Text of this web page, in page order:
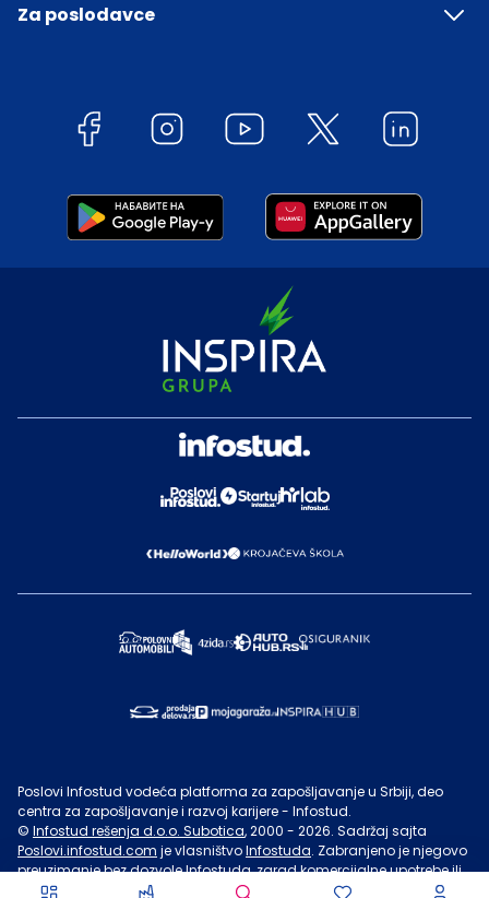
Za poslodavce
Poslovi Infostud vodeća platforma za zapošljavanje u Srbiji, deo
centra za zapošljavanje i razvoj karijere - Infostud.
© Infostud rešenja d.o.o. Subotica, 2000 - 2026. Sadržaj sajta
Poslovi.infostud.com je vlasništvoInfostuda. Zabranjeno je njegovo
preuzimanje bez dozvoleInfostuda, zarad komercijalne upotrebe ili
u druge svrhe, osim za lične potrebe posetilaca sajta.